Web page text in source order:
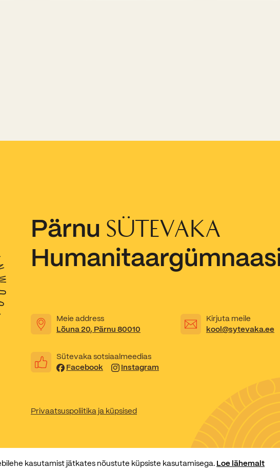
Pärnu SÜTEVAKA
Meie address
Lõuna 20, Pärnu 80010
Kirjuta meile
kool@sytevaka.ee
Sütevaka sotsiaalmeedias
Facebook
Instagram
Privaatsuspoliitika ja küpsised
kasutamist jätkates nõustute küpsiste kasutamisega. Loe lähemalt